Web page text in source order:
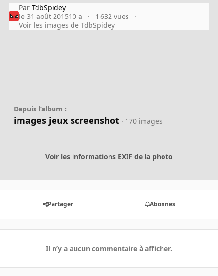
ParTdbSpidey
le 31 août 201510 a
1 632 vues
Voir les images de TdbSpidey
Depuis l’album :
images jeux screenshot · 170 images
Voir les informations EXIF de la photo
Partager Abonnés
Il n’y a aucun commentaire à afficher.